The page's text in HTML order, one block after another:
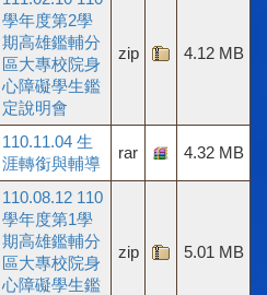
學年度第2學
期高雄鑑輔分
區大專校院身
心障礙學生鑑
定說明會
zip 4.12 MB
110.11.04 生
涯轉銜與輔導
rar 4.32 MB
110.08.12 110
學年度第1學
期高雄鑑輔分
區大專校院身
心障礙學生鑑
zip 5.01 MB